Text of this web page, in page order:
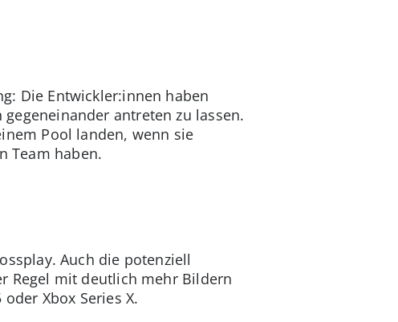
Die Entwickler:innen haben
antreten zu lassen.
Pool landen, wenn sie
Team haben.
Auch die potenziell
Regel mit deutlich mehr Bildern
Xbox Series X.